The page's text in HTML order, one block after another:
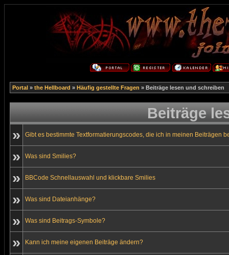
Portal » the Hellboard » Häufig gestellte Fragen » Beiträge lesen und schreiben
Beiträge
»
Gibt es bestimmte Textformatierungscodes, die ich in meinen Beiträgen
» Was sind Smilies?
» BBCode Schnellauswahl und klickbare Smilies
» Was sind Dateianhänge?
» Was sind Beitrags-Symbole?
» Kann ich meine eigenen Beiträge ändern?